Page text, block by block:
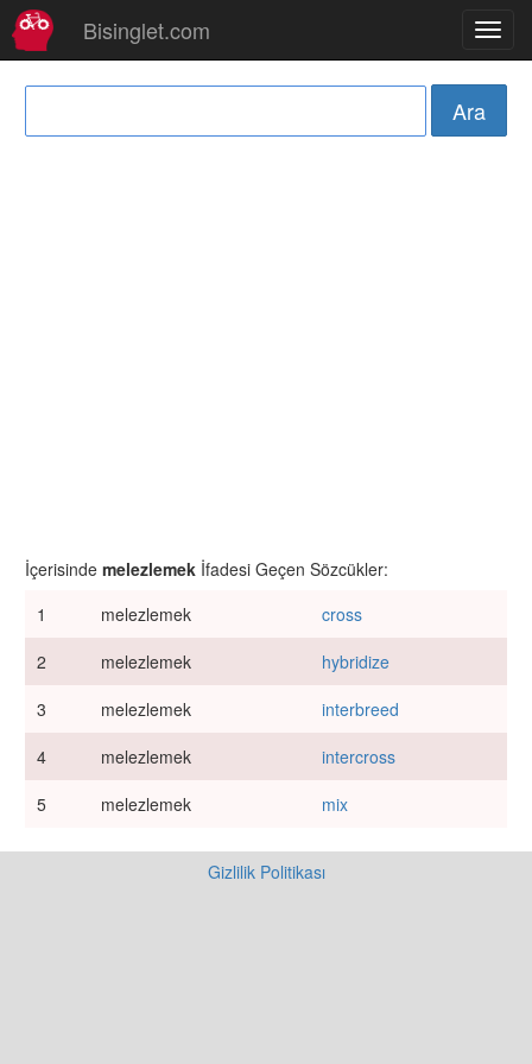
Bisinglet.com
İçerisinde melezlemek İfadesi Geçen Sözcükler:
1
melezlemek
cross
2
melezlemek
hybridize
3
melezlemek
interbreed
4
melezlemek
intercross
5
melezlemek mix
Gizlilik Politikası